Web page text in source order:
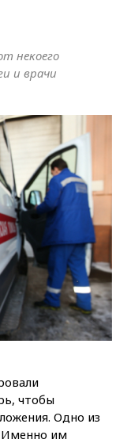
некоего
и врачи
чтобы
Одно из
Именно им